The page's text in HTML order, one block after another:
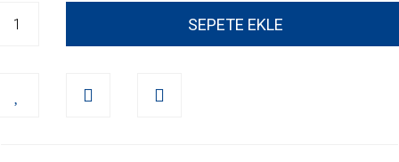
SEPETE EKLE